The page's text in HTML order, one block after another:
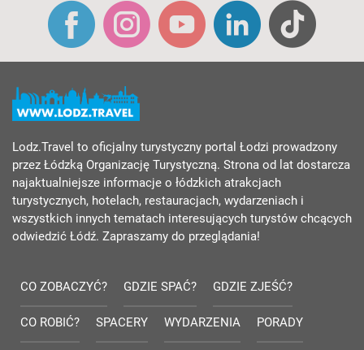
Lodz.Travel to oficjalny turystyczny portal Łodzi prowadzony
przez Łódzką Organizację Turystyczną. Strona od lat dostarcza
najaktualniejsze informacje o łódzkich atrakcjach
turystycznych, hotelach, restauracjach, wydarzeniach i
wszystkich innych tematach interesujących turystów chcących
odwiedzić Łódź. Zapraszamy do przeglądania!
CO ZOBACZYĆ? GDZIE SPAĆ? GDZIE ZJEŚĆ?
CO ROBIĆ? SPACERY WYDARZENIA PORADY